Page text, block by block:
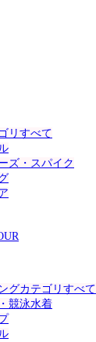
リすべて
ズ・スパイク
グカテゴリすべて
競泳水着